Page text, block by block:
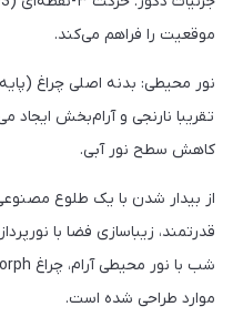
موقعیت را فراهم می‌کند.
نور محیطی: بدنه اصلی چراغ
تقریبا نارنجی و آرام‌بخش
کاهش سطح نور آبی.
از بیدار شدن با یک طلوع مصنوعی
قدرتمند، زیباسازی فضا با
موارد طراحی شده است.